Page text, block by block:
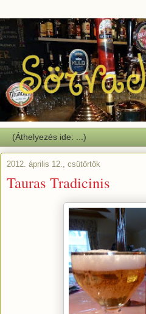
2012. április 12., csütörtök
Tauras Tradicinis